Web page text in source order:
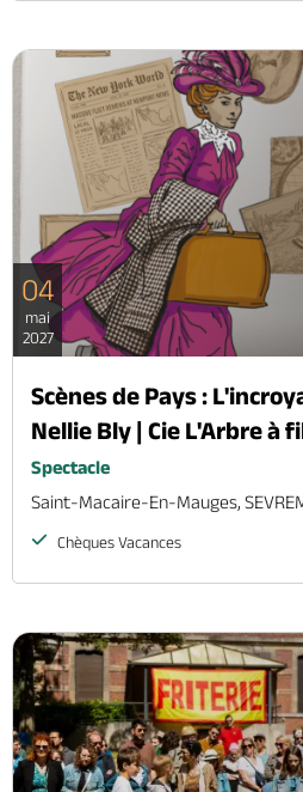
04
mai
2027
Scènes de Pays :
Nellie Bly | Cie L'Arbre à
Spectacle
Saint-Macaire-En-Mauges,
Chèques Vacances